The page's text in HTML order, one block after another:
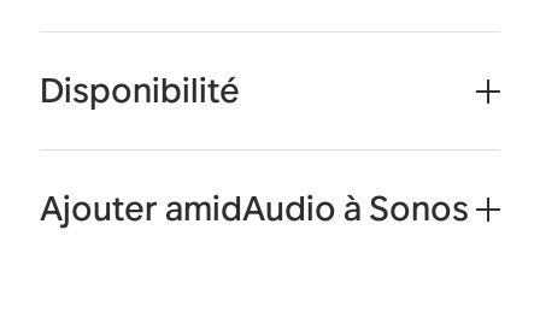
Disponibilité
Ajouter amidAudio à Sonos